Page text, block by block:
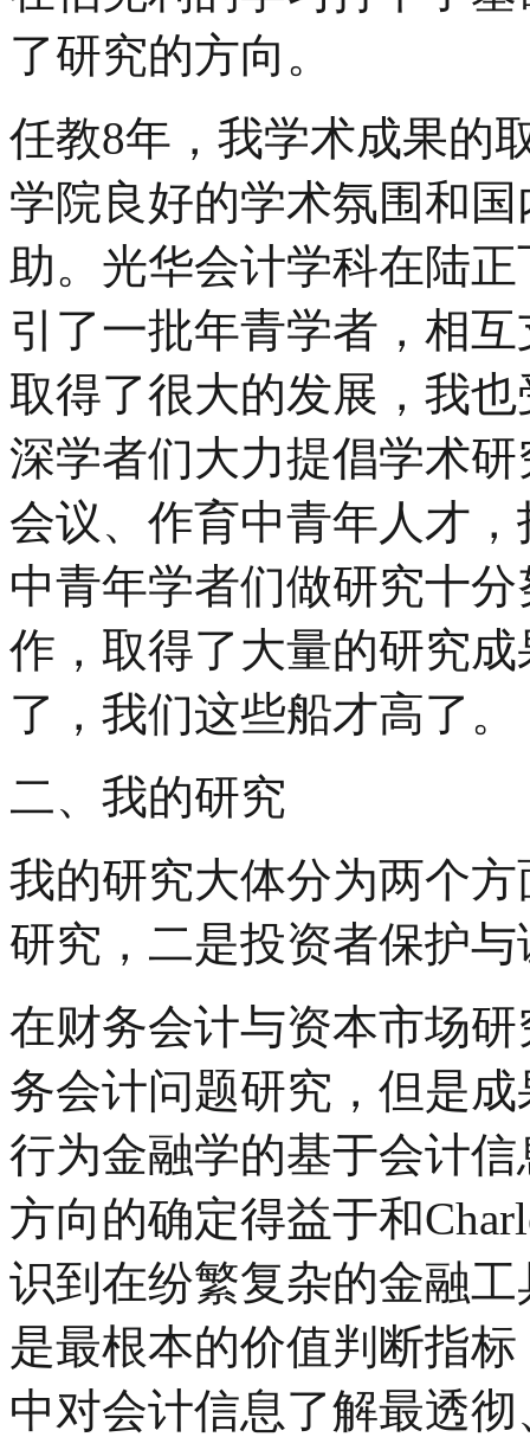
了研究的方向。
任教8年，我学术成果的
学院良好的学术氛围和
助。光华会计学科在陆
引了一批年青学者，相
取得了很大的发展，我
深学者们大力提倡学术
会议、作育中青年人才
中青年学者们做研究十
作，取得了大量的研究
了，我们这些船才高了。
二、我的研究
我的研究大体分为两个
研究，二是投资者保护
在财务会计与资本市场
务会计问题研究，但是
行为金融学的基于会计
方向的确定得益于和
识到在纷繁复杂的金融
是最根本的价值判断指
中对会计信息了解最透